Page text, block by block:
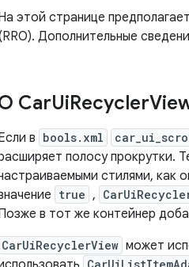
этой странице
Дополнительные
CarUiRecycler
в bools.xml
полосу прокрутки.
стилями, как
true ,
в тот же контейнер
CarUiRecyclerView может